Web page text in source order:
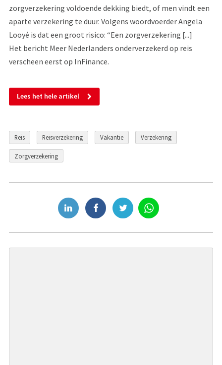
zorgverzekering voldoende dekking biedt, of men vindt een
aparte verzekering te duur. Volgens woordvoerder Angela
Looyé is dat een groot risico: “Een zorgverzekering [...]
Het bericht Meer Nederlanders onderverzekerd op reis
verscheen eerst op InFinance.
Lees het hele artikel
Reis Reisverzekering Vakantie Verzekering
Zorgverzekering